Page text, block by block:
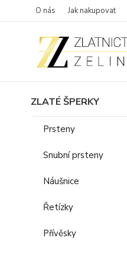
O nás Jak nakupovat
ZLATÉ ŠPERKY
Prsteny
Snubní prsteny
Náušnice
Řetízky
Přívěsky